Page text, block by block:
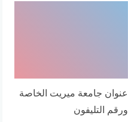
عنوان جامعة ميريت الخاصة
ورقم التليفون